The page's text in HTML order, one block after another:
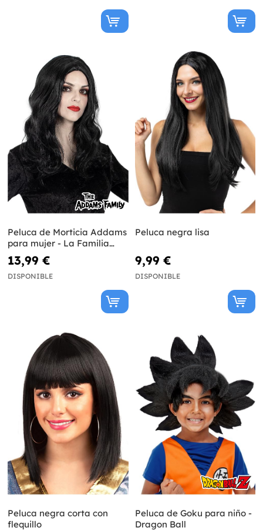
Peluca de Morticia Addams
para mujer - La Familia
Addams
13,99 €
DISPONIBLE
Peluca negra lisa
9,99 €
DISPONIBLE
Peluca negra corta con
flequillo
Peluca de Goku para niño -
Dragon Ball